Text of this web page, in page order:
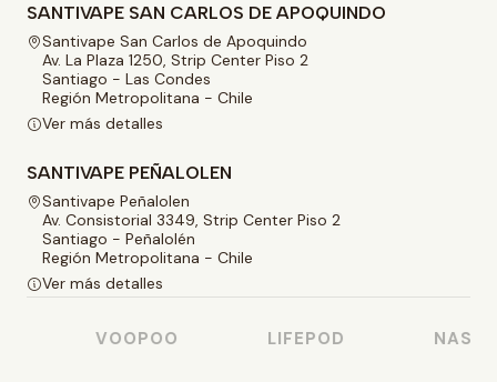
SANTIVAPE SAN CARLOS DE APOQUINDO
Santivape San Carlos de Apoquindo
Av. La Plaza 1250, Strip Center Piso 2
Santiago - Las Condes
Región Metropolitana - Chile
Ver más detalles
SANTIVAPE PEÑALOLEN
Santivape Peñalolen
Av. Consistorial 3349, Strip Center Piso 2
Santiago - Peñalolén
Región Metropolitana - Chile
Ver más detalles
VOOPOO LIFEPOD NASTY